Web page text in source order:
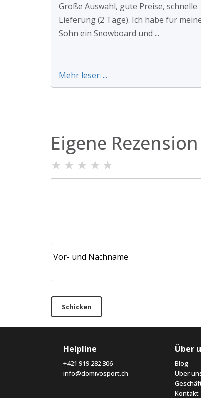
Große Auswahl, gute Preise, schnelle
Lieferung (2 Tage). Ich habe für
Sohn ein Snowboard und ...
Mehr lesen ...
Eigene
★ ★ ★ ★ ★
Vor- und Nachname
Schicken
Helpline
+421 919 282 306
info@domivosport.ch
Über
Blog
Über
Kontakt